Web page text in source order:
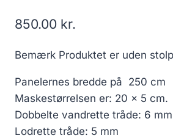
850.00 kr.
Bemærk Produktet er uden
Panelernes bredde på 250 cm
Maskestørrelsen er: 20 x 5 cm.
Dobbelte vandrette tråde: 6 mm
Lodrette tråde: 5 mm